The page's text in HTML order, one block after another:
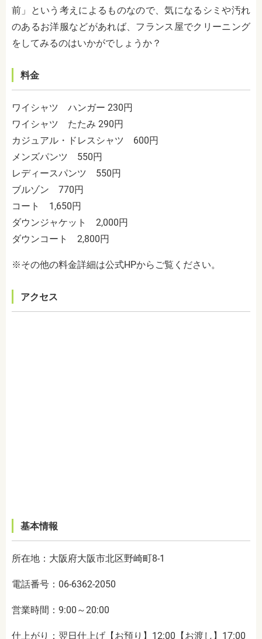
前」という考えによるものなので、気になるシミや汚れ
のあるお洋服などがあれば、フランス屋でクリーニング
をしてみるのはいかがでしょうか？
料金
ワイシャツ ハンガー 230円
ワイシャツ たたみ 290円
カジュアル・ドレスシャツ 600円
メンズパンツ 550円
レディースパンツ 550円
ブルゾン 770円
コート 1,650円
ダウンジャケット 2,000円
ダウンコート 2,800円
※その他の料金詳細は公式HPからご覧ください。
アクセス
基本情報
所在地：大阪府大阪市北区野崎町8-1
電話番号：06-6362-2050
営業時間：9:00～20:00
仕上がり：翌日仕上げ【お預り】12:00【お渡し】17:00